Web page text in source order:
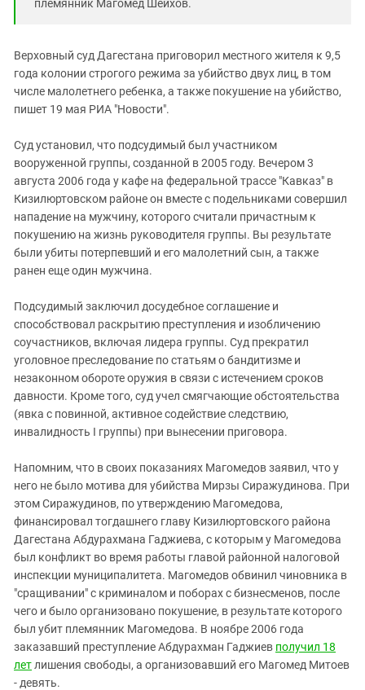
племянник Магомед Шейхов.
Верховный суд Дагестана приговорил местного жителя к 9,5
года колонии строгого режима за убийство двух лиц, в том
числе малолетнего ребенка, а также покушение на убийство,
пишет 19 мая РИА "Новости".
Суд установил, что подсудимый был участником
вооруженной группы, созданной в 2005 году. Вечером 3
августа 2006 года у кафе на федеральной трассе "Кавказ" в
Кизилюртовском районе он вместе с подельниками совершил
нападение на мужчину, которого считали причастным к
покушению на жизнь руководителя группы. Вы результате
были убиты потерпевший и его малолетний сын, а также
ранен еще один мужчина.
Подсудимый заключил досудебное соглашение и
способствовал раскрытию преступления и изобличению
соучастников, включая лидера группы. Суд прекратил
уголовное преследование по статьям о бандитизме и
незаконном обороте оружия в связи с истечением сроков
давности. Кроме того, суд учел смягчающие обстоятельства
(явка с повинной, активное содействие следствию,
инвалидность I группы) при вынесении приговора.
Напомним, что в своих показаниях Магомедов заявил, что у
него не было мотива для убийства Мирзы Сиражудинова. При
этом Сиражудинов, по утверждению Магомедова,
финансировал тогдашнего главу Кизилюртовского района
Дагестана Абдурахмана Гаджиева, с которым у Магомедова
был конфликт во время работы главой районной налоговой
инспекции муниципалитета. Магомедов обвинил чиновника в
"сращивании" с криминалом и поборах с бизнесменов, после
чего и было организовано покушение, в результате которого
был убит племянник Магомедова. В ноябре 2006 года
заказавший преступление Абдурахман Гаджиев получил 18
лет лишения свободы, а организовавший его Магомед Митоев
- девять.